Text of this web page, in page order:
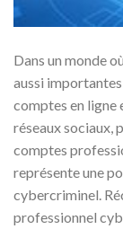
Dans un monde
aussi
comptes en ligne
réseaux sociaux,
comptes
représente une
cybercriminel.
professionnel